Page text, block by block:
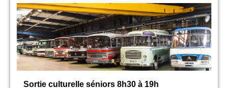
Sortie culturelle séniors 8h30 à 19h